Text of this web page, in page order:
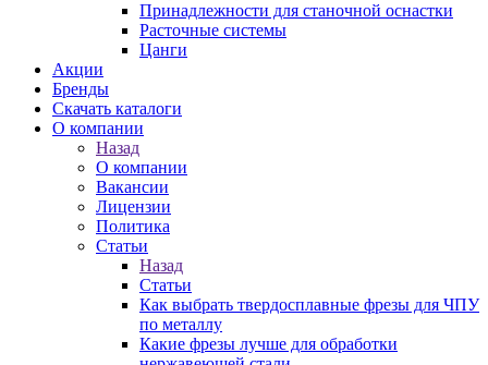
Принадлежности для станочной оснастки
Расточные системы
Цанги
Акции
Бренды
Скачать каталоги
О компании
Назад
О компании
Вакансии
Лицензии
Политика
Статьи
Назад
Статьи
Как выбрать твердосплавные фрезы для ЧПУ
по металлу
Какие фрезы лучше для обработки